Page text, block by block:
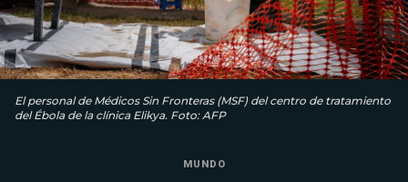
El personal de Médicos Sin Fronteras (MSF) del centro de tratamiento
del Ébola de la clínica Elikya. Foto: AFP
MUNDO